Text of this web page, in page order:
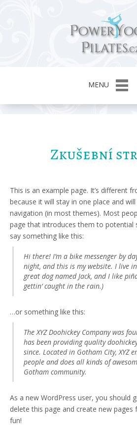
MENU
Zkušební
This is an example page. It’s different
because it will stay in one place and
navigation (in most themes). Most
page that introduces them to potential
say something like this:
Hi there! I’m a bike messenger by
night, and this is my website. I live
great dog named Jack, and I like
gettin‘ caught in the rain.)
…or something like this:
The XYZ Doohickey Company was
has been providing quality
since. Located in Gotham City, XYZ
people and does all kinds of
Gotham community.
As a new WordPress user, you should
delete this page and create new pages
fun!